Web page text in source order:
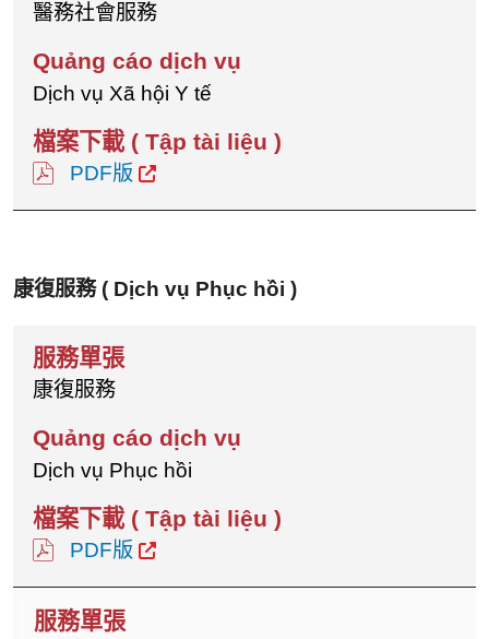
醫務社會服務
Dịch vụ Xã hội Y tế
PDF版
康復服務 ( Dịch vụ Phục hồi )
康復服務
Dịch vụ Phục hồi
PDF版